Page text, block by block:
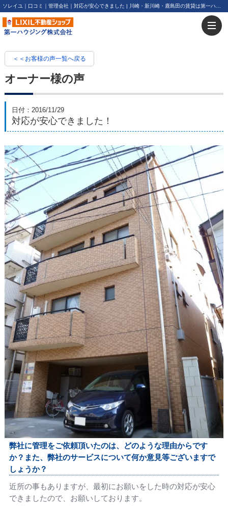
＜＜お客様の声一覧へ戻る
オーナー様の声
日付：2016/11/29
対応が安心できました！
弊社に管理をご依頼頂いたのは、どのような理由からです
か？また、弊社のサービスについて何か意見等ございますで
しょうか？
近所の事もありますが、最初にお願いをした時の対応が安心
できましたので、お願いしております。